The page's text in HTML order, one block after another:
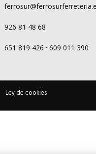
926 81 48 68
651 819 426 - 609 011 390
Ley de cookies